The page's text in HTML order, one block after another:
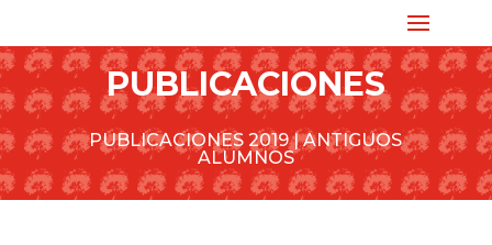
PUBLICACIONES
PUBLICACIONES 2019 | ANTIGUOS
ALUMNOS